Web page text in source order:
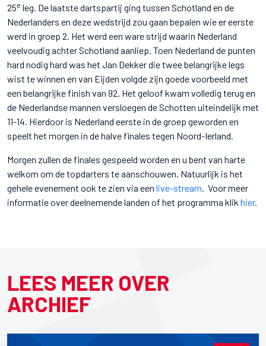
25e leg. De laatste dartspartij ging tussen Schotland en de
Nederlanders en deze wedstrijd zou gaan bepalen wie er eerste
werd in groep 2. Het werd een ware strijd waarin Nederland
veelvoudig achter Schotland aanliep. Toen Nederland de punten
hard nodig hard was het Jan Dekker die twee belangrijke legs
wist te winnen en van Eijden volgde zijn goede voorbeeld met
een belangrijke finish van 92. Het geloof kwam volledig terug en
de Nederlandse mannen versloegen de Schotten uiteindelijk met
11-14. Hierdoor is Nederland eerste in de groep geworden en
speelt het morgen in de halve finales tegen Noord-Ierland.
Morgen zullen de finales gespeeld worden en u bent van harte
welkom om de topdarters te aanschouwen. Natuurlijk is het
gehele evenement ook te zien via een live-stream. Voor meer
informatie over deelnemende landen of het programma klik hier.
LEES MEER OVER
ARCHIEF